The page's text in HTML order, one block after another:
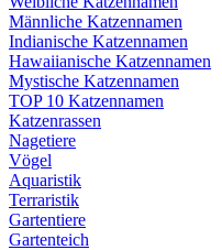
Männliche Katzennamen
Indianische Katzennamen
Hawaiianische Katzennamen
Mystische Katzennamen
TOP 10 Katzennamen
Katzenrassen
Nagetiere
Vögel
Aquaristik
Terraristik
Gartentiere
Gartenteich